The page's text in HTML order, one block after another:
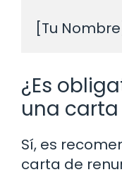
¿Es
una
Sí, es
carta de